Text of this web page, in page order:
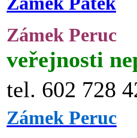
Zámek Peruc
veřejnosti
tel. 602 728
Zámek Peruc